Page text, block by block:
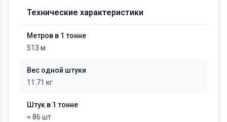
Технические характеристики
Метров в 1 тонне
513 м
Вес одной штуки
11.71 кг
Штук в 1 тонне
≈ 86 шт